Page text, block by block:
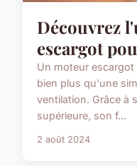
Découvrez
escargot
Un moteur
bien plus qu'une
ventilation. Grâce à
supérieure, son f...
2 août 2024